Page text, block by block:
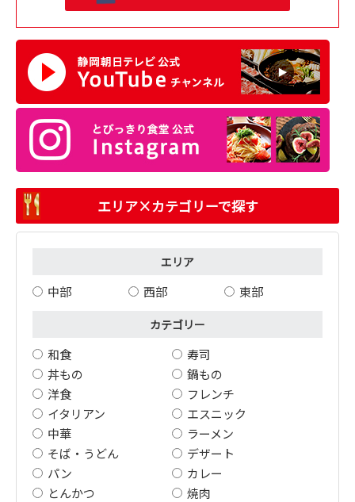
エリア×カテゴリーで探す
エリア
中部 西部 東部
カテゴリー
和食
寿司
丼もの
鍋もの
洋食
フレンチ
イタリアン
エスニック
中華
ラーメン
そば・うどん
デザート
パン
カレー
とんかつ
焼肉